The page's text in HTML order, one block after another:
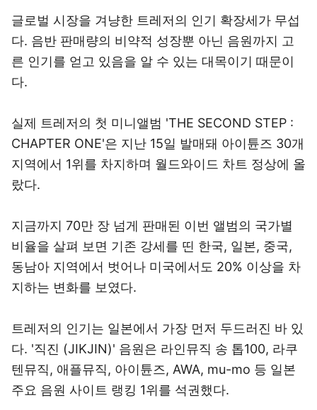
글로벌 시장을 겨냥한 트레저의 인기 확장세가 무섭
다. 음반 판매량의 비약적 성장뿐 아닌 음원까지 고
른 인기를 얻고 있음을 알 수 있는 대목이기 때문이
다.
실제 트레저의 첫 미니앨범 'THE SECOND STEP :
CHAPTER ONE'은 지난 15일 발매돼 아이튠즈 30개
지역에서 1위를 차지하며 월드와이드 차트 정상에 올
랐다.
지금까지 70만 장 넘게 판매된 이번 앨범의 국가별
비율을 살펴 보면 기존 강세를 띤 한국, 일본, 중국,
동남아 지역에서 벗어나 미국에서도 20% 이상을 차
지하는 변화를 보였다.
트레저의 인기는 일본에서 가장 먼저 두드러진 바 있
다. '직진 (JIKJIN)' 음원은 라인뮤직 송 톱100, 라쿠
텐뮤직, 애플뮤직, 아이튠즈, AWA, mu-mo 등 일본
주요 음원 사이트 랭킹 1위를 석권했다.